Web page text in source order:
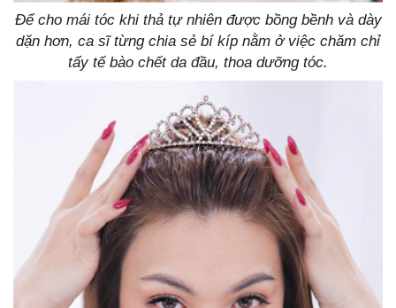
Để cho mái tóc khi thả tự nhiên được bồng bềnh và dày
dặn hơn, ca sĩ từng chia sẻ bí kíp nằm ở việc chăm chỉ
tẩy tế bào chết da đầu, thoa dưỡng tóc.